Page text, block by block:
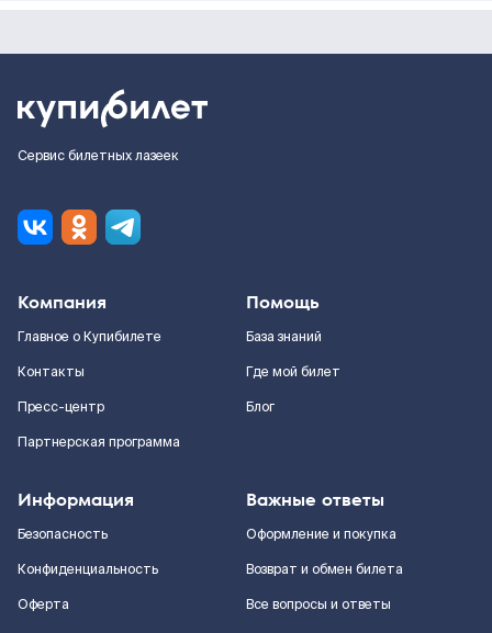
Сервис билетных лазеек
Компания
Главное о Купибилете
Контакты
Пресс-центр
Партнерская программа
Помощь
База знаний
Где мой билет
Блог
Информация
Безопасность
Конфиденциальность
Оферта
Важные ответы
Оформление и покупка
Возврат и обмен билета
Все вопросы и ответы